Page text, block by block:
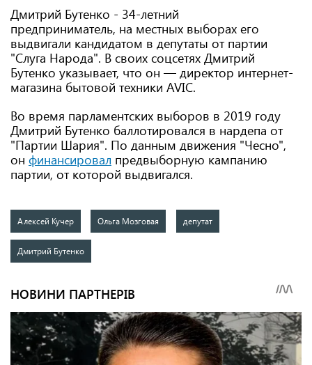
Дмитрий Бутенко - 34-летний
предприниматель, на местных выборах его
выдвигали кандидатом в депутаты от партии
"Слуга Народа". В своих соцсетях Дмитрий
Бутенко указывает, что он — директор интернет-
магазина бытовой техники AVIC.
Во время парламентских выборов в 2019 году
Дмитрий Бутенко баллотировался в нардепа от
"Партии Шария". По данным движения "Чесно",
он финансировал предвыборную кампанию
партии, от которой выдвигался.
Алексей Кучер Ольга Мозговая депутат
Дмитрий Бутенко